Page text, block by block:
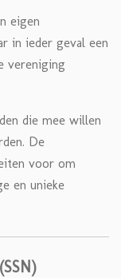
eigen
in ieder geval een
vereniging
die mee willen
De
voor om
en unieke